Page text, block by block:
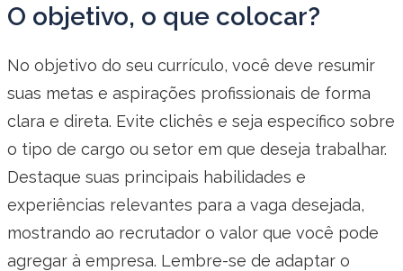
O objetivo, o que colocar?
No objetivo do seu currículo, você deve resumir
suas metas e aspirações profissionais de forma
clara e direta. Evite clichês e seja específico sobre
o tipo de cargo ou setor em que deseja trabalhar.
Destaque suas principais habilidades e
experiências relevantes para a vaga desejada,
mostrando ao recrutador o valor que você pode
agregar à empresa. Lembre-se de adaptar o